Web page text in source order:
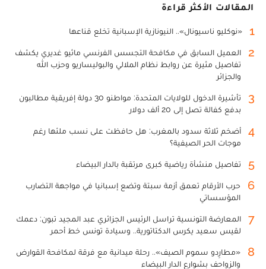
المقالات الأكثر قراءة
1 «نوكليو ناسيونال».. النيونازية الإسبانية تخلع قناعها
2
العميل السابق في مكافحة التجسس الفرنسي ماثيو غديري يكشف
تفاصيل مثيرة عن روابط نظام الملالي والبوليساريو وحزب الله
والجزائر
3
تأشيرة الدخول للولايات المتحدة: مواطنو 30 دولة إفريقية مطالبون
بدفع كفالة تصل إلى 20 ألف دولار
4
أضخم ثلاثة سدود بالمغرب: هل حافظت على نسب ملئها رغم
موجات الحر الصيفية؟
5 تفاصيل منشأة رياضية كبرى مرتقبة بالدار البيضاء
6
حرب الأرقام تعمق أزمة سبتة وتضع إسبانيا في مواجهة التضارب
المؤسساتي
7
المعارضة التونسية تراسل الرئيس الجزائري عبد المجيد تبون: دعمك
لقيس سعيد يكرس الدكتاتورية.. وسيادة تونس خط أحمر
8
«مطارِدو سموم الصيف».. رحلة ميدانية مع فرقة لمكافحة القوارض
والزواحف بشوارع الدار البيضاء